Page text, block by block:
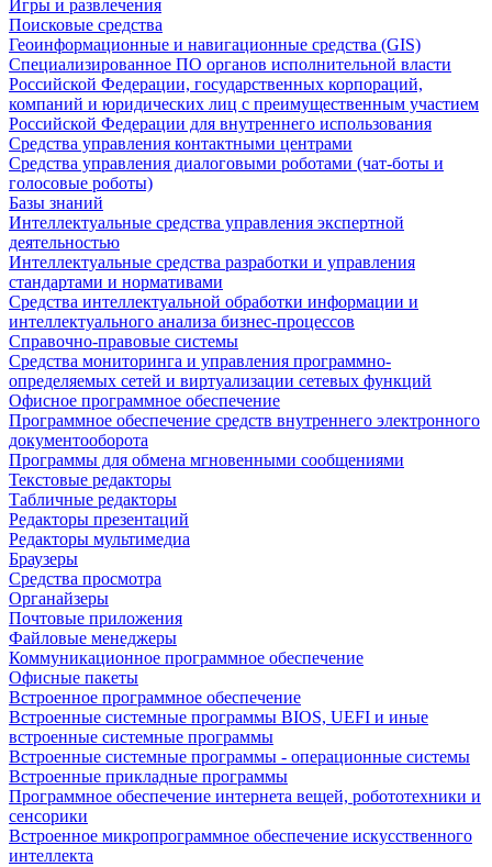
Игры и развлечения
Поисковые средства
Геоинформационные и навигационные средства (GIS)
Специализированное ПО органов исполнительной власти
Российской Федерации, государственных корпораций,
компаний и юридических лиц с преимущественным участием
Российской Федерации для внутреннего использования
Средства управления контактными центрами
Средства управления диалоговыми роботами (чат-боты и
голосовые роботы)
Базы знаний
Интеллектуальные средства управления экспертной
деятельностью
Интеллектуальные средства разработки и управления
стандартами и нормативами
Средства интеллектуальной обработки информации и
интеллектуального анализа бизнес-процессов
Справочно-правовые системы
Средства мониторинга и управления программно-
определяемых сетей и виртуализации сетевых функций
Офисное программное обеспечение
Программное обеспечение средств внутреннего электронного
документооборота
Программы для обмена мгновенными сообщениями
Текстовые редакторы
Табличные редакторы
Редакторы презентаций
Редакторы мультимедиа
Браузеры
Средства просмотра
Органайзеры
Почтовые приложения
Файловые менеджеры
Коммуникационное программное обеспечение
Офисные пакеты
Встроенное программное обеспечение
Встроенные системные программы BIOS, UEFI и иные
встроенные системные программы
Встроенные системные программы - операционные системы
Встроенные прикладные программы
Программное обеспечение интернета вещей, робототехники и
сенсорики
Встроенное микропрограммное обеспечение искусственного
интеллекта